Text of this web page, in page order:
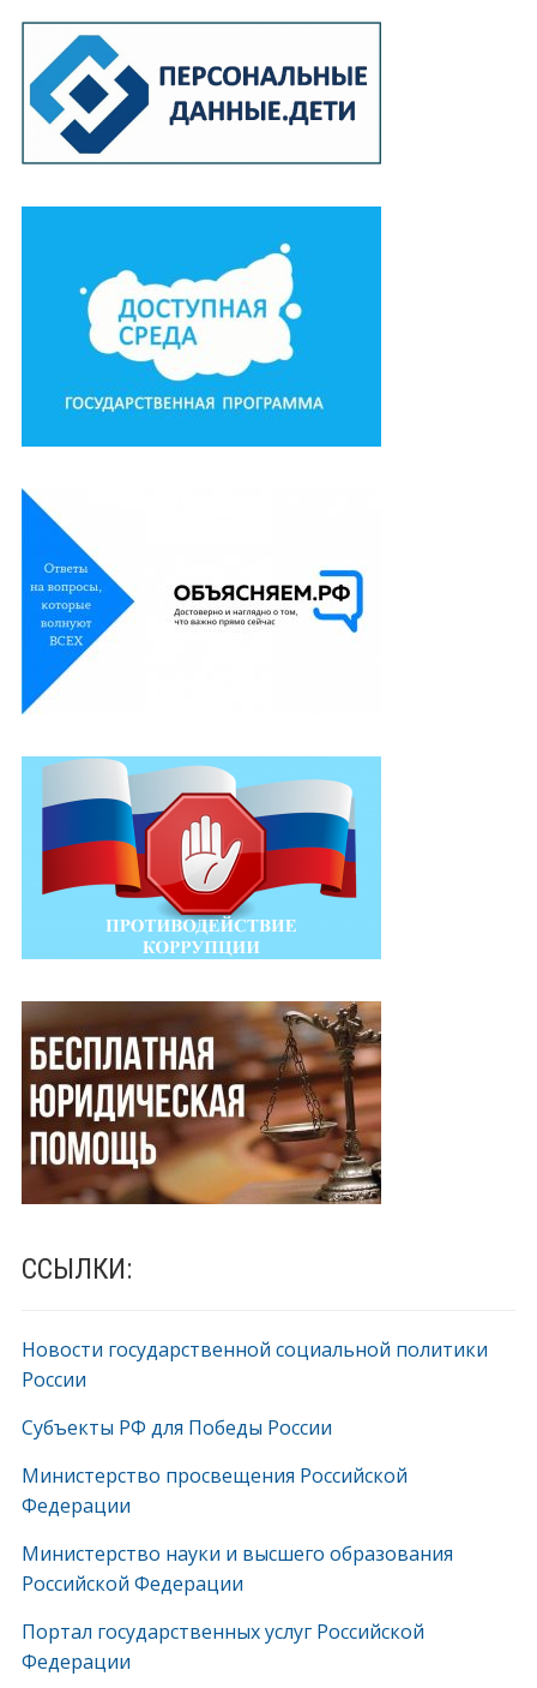
ССЫЛКИ:
Новости государственной социальной политики
России
Субъекты РФ для Победы России
Министерство просвещения Российской
Федерации
Министерство науки и высшего образования
Российской Федерации
Портал государственных услуг Российской
Федерации